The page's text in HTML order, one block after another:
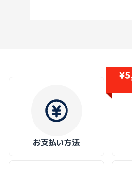
お支払い方法